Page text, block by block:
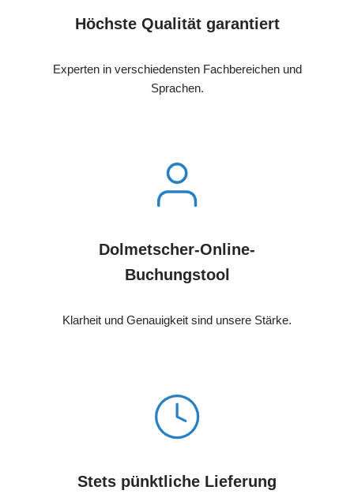
Höchste Qualität garantiert
Experten in verschiedensten Fachbereichen und
Sprachen.
Dolmetscher-Online-
Buchungstool
Klarheit und Genauigkeit sind unsere Stärke.
Stets pünktliche Lieferung